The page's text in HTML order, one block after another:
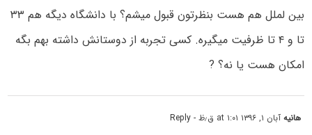
بین لملل هم هست بنظرتون قبول میشم؟ با دانشگاه دیگه هم ۳۳
تا و ۴ تا ظرفیت میگیره. کسی تجربه از دوستانش داشته بهم بگه
امکان هست یا نه؟ ?
هانیهآبان ۱, ۱۳۹۶ at ۱:۰۱ ق٫ظ - Reply